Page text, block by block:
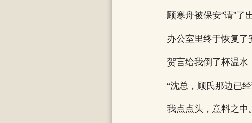
顾寒舟被保安“请”了
办公室里终于恢复了
贺言给我倒了杯温水
“沈总，顾氏那边已
我点点头，意料之中。